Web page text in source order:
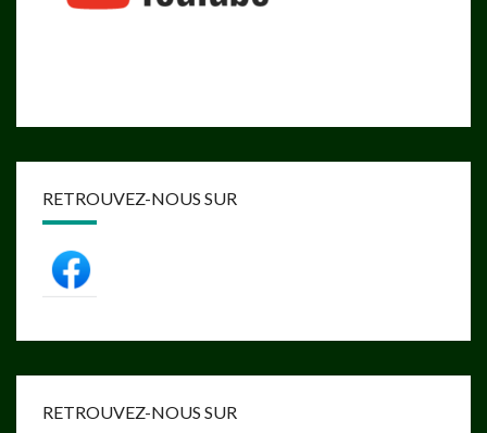
RETROUVEZ-NOUS SUR
RETROUVEZ-NOUS SUR